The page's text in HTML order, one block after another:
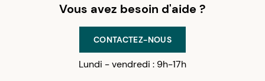
Vous avez besoin d'aide ?
CONTACTEZ-NOUS
Lundi - vendredi : 9h-17h